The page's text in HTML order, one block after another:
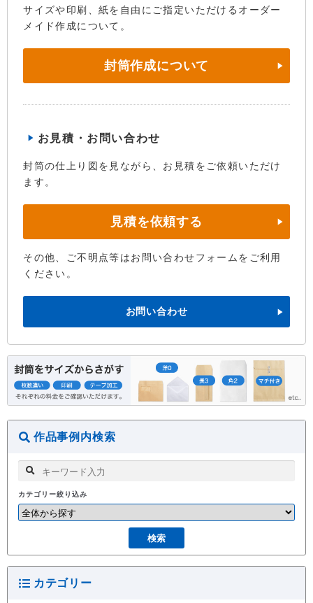
サイズや印刷、紙を自由にご指定いただけるオーダー
メイド作成について。
封筒作成について
お見積・お問い合わせ
封筒の仕上り図を見ながら、お見積をご依頼いただけ
ます。
見積を依頼する
その他、ご不明点等はお問い合わせフォームをご利用
ください。
お問い合わせ
作品事例内検索
カテゴリー絞り込み
カテゴリー